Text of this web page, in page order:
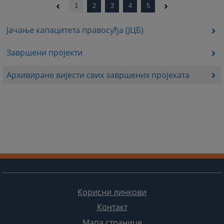
Јачање капацитета правосуђа (ЈЦБ)
Завршени пројекти
Архивиране вијести свих завршених пројеката
1 2 3 4 5
Корисни линкови
Контакт